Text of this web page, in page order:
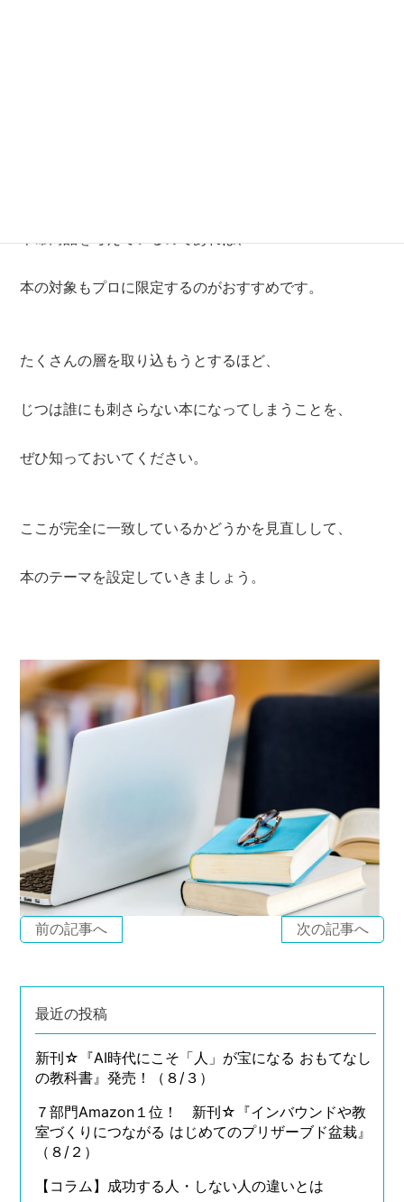
本命商品を考えているのであれば、
本の対象もプロに限定するのがおすすめです。
たくさんの層を取り込もうとするほど、
じつは誰にも刺さらない本になってしまうことを、
ぜひ知っておいてください。
ここが完全に一致しているかどうかを見直しして、
本のテーマを設定していきましょう。
前の記事へ 次の記事へ
最近の投稿
新刊☆『AI時代にこそ「人」が宝になる おもてなし
の教科書』発売！（８/３）
７部門Amazon１位！ 新刊☆『インバウンドや教
室づくりにつながる はじめてのプリザーブド盆栽』
（８/２）
【コラム】成功する人・しない人の違いとは